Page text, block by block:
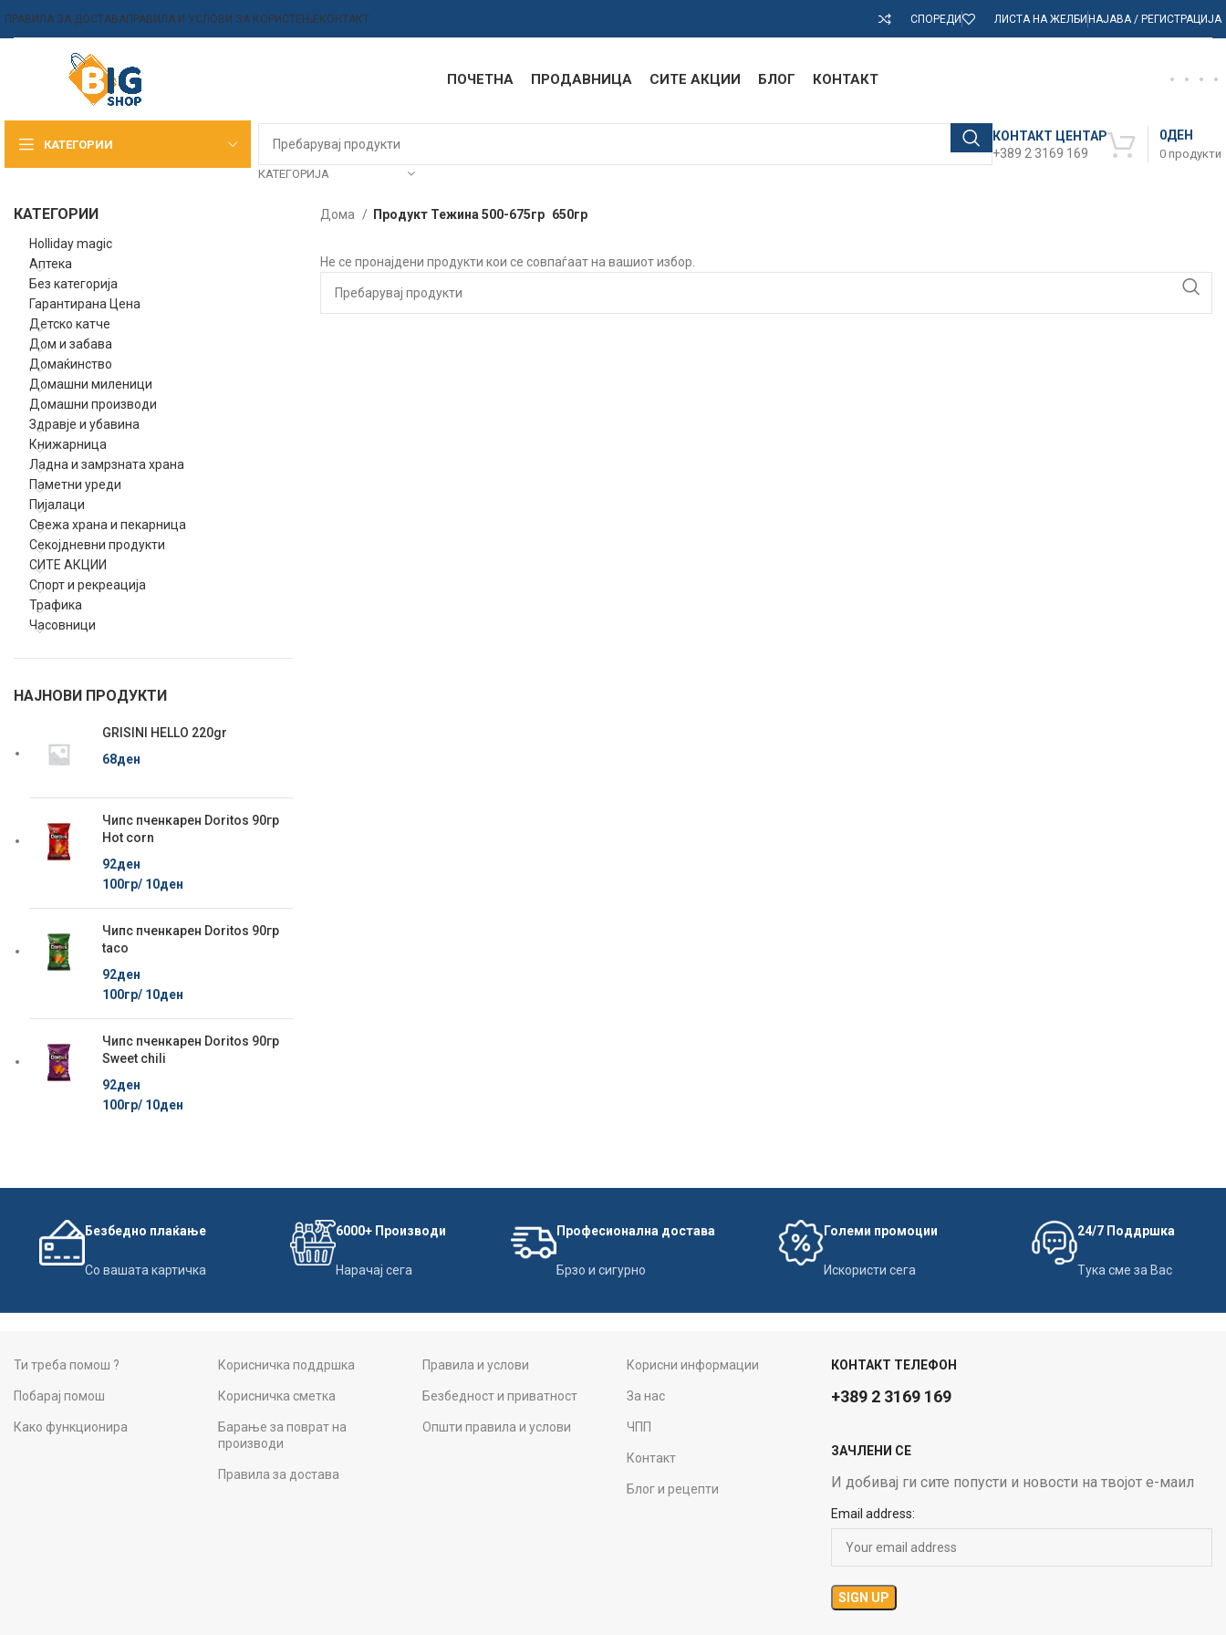
ПРАВИЛА ЗА ДОСТАВАПРАВИЛА И УСЛОВИ ЗА КОРИСТЕЊЕКОНТАКТ СПОРЕДИ ЛИСТА НА ЖЕЛБИНАЈАВА / РЕГИСТРАЦИЈА
ПОЧЕТНА ПРОДАВНИЦА СИТЕ АКЦИИ БЛОГ КОНТАКТ
КАТЕГОРИИ
КАТЕГОРИЈА
КОНТАКТ ЦЕНТАР
+389 2 3169 169
0 продукти
0ДЕН
КАТЕГОРИИ
Holliday magic
Аптека
Без категорија
Гарантирана Цена
Детско катче
Дом и забава
Домаќинство
Домашни миленици
Домашни производи
Здравје и убавина
Книжарница
Ладна и замрзната храна
Паметни уреди
Пијалаци
Свежа храна и пекарница
Секојдневни продукти
СИТЕ АКЦИИ
Спорт и рекреација
Трафика
Часовници
НАЈНОВИ ПРОДУКТИ
GRISINI HELLO 220gr
68ден
Чипс пченкарен Doritos 90гр
Hot corn
92ден
100гр/ 10ден
Чипс пченкарен Doritos 90гр
taco
92ден
100гр/ 10ден
Чипс пченкарен Doritos 90гр
Sweet chili
92ден
100гр/ 10ден
Дома Продукт Тежина 500-675гр 650гр
Не се пронајдени продукти кои се совпаѓаат на вашиот избор.
Безбедно плаќање
Со вашата картичка
6000+ Производи
Нарачај сега
Професионална достава
Брзо и сигурно
Големи промоции
Искористи сега
24/7 Поддршка
Тука сме за Вас
Ти треба помош ?
Побарај помош
Како функционира
Корисничка поддршка
Корисничка сметка
Барање за поврат на
производи
Правила за достава
Правила и услови
Безбедност и приватност
Општи правила и услови
Корисни информации
За нас
ЧПП
Контакт
Блог и рецепти
КОНТАКТ ТЕЛЕФОН
+389 2 3169 169
ЗАЧЛЕНИ СЕ
И добивај ги сите попусти и новости на твојот е-маил
Email address: